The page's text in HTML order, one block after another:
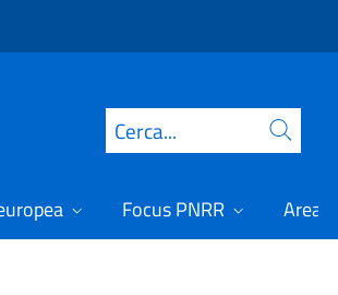
Cerca
Focus PNRR Area